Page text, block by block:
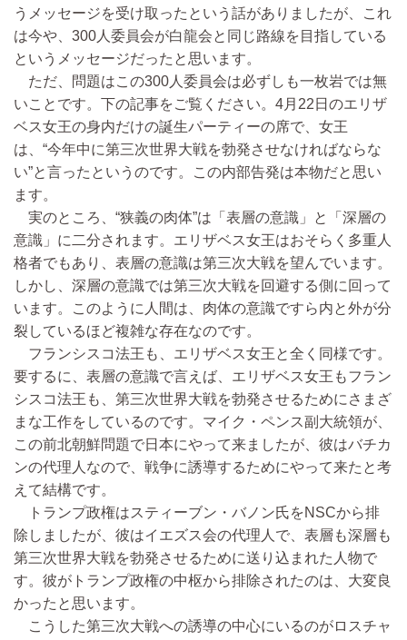
うメッセージを受け取ったという話がありましたが、これ
は今や、300人委員会が白龍会と同じ路線を目指している
というメッセージだったと思います。
ただ、問題はこの300人委員会は必ずしも一枚岩では無
いことです。下の記事をご覧ください。4月22日のエリザ
ベス女王の身内だけの誕生パーティーの席で、女王
は、“今年中に第三次世界大戦を勃発させなければならな
い”と言ったというのです。この内部告発は本物だと思い
ます。
実のところ、“狭義の肉体”は「表層の意識」と「深層の
意識」に二分されます。エリザベス女王はおそらく多重人
格者でもあり、表層の意識は第三次大戦を望んでいます。
しかし、深層の意識では第三次大戦を回避する側に回って
います。このように人間は、肉体の意識ですら内と外が分
裂しているほど複雑な存在なのです。
フランシスコ法王も、エリザベス女王と全く同様です。
要するに、表層の意識で言えば、エリザベス女王もフラン
シスコ法王も、第三次世界大戦を勃発させるためにさまざ
まな工作をしているのです。マイク・ペンス副大統領が、
この前北朝鮮問題で日本にやって来ましたが、彼はバチカ
ンの代理人なので、戦争に誘導するためにやって来たと考
えて結構です。
トランプ政権はスティーブン・バノン氏をNSCから排
除しましたが、彼はイエズス会の代理人で、表層も深層も
第三次世界大戦を勃発させるために送り込まれた人物で
す。彼がトランプ政権の中枢から排除されたのは、大変良
かったと思います。
こうした第三次大戦への誘導の中心にいるのがロスチャ